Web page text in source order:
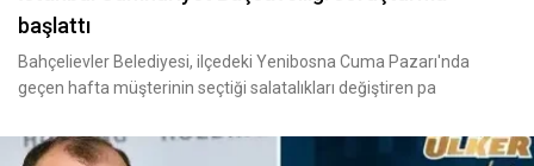
başlattı
Bahçelievler Belediyesi, ilçedeki Yenibosna Cuma Pazarı'nda
geçen hafta müşterinin seçtiği salatalıkları değiştiren pa